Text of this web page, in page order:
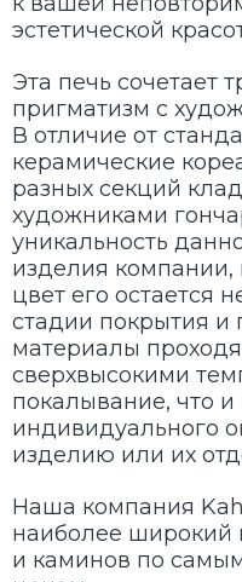
эстетической
Эта печь сочетает
пригматизм с
В отличие от
керамические
разных секций
художниками
уникальность
изделия компании,
цвет его остается
стадии покрытия и
материалы
сверхвысокими
покалывание, что
индивидуального
изделию или их
Наша компания
наиболее широкий
и каминов по